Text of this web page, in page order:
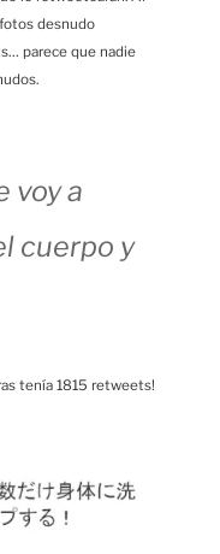
desnudo
parece que nadie
voy a
cuerpo y
tenía 1815 retweets!